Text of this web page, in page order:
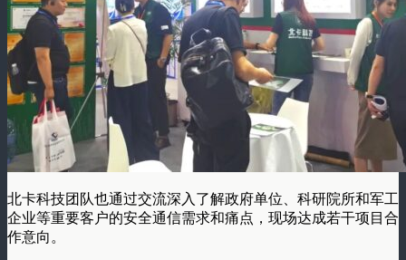
北卡科技团队也通过交流深入了解政府单位、科研院所和军工
企业等重要客户的安全通信需求和痛点，现场达成若干项目合
作意向。